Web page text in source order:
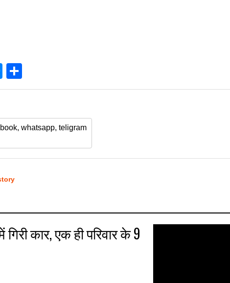
M
e
e
n
g
h
e
whatsapp, teligram
कार, एक ही परिवार के 9